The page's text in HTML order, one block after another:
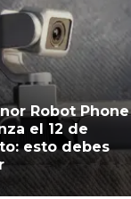
Robot Phone
el 12 de
esto debes